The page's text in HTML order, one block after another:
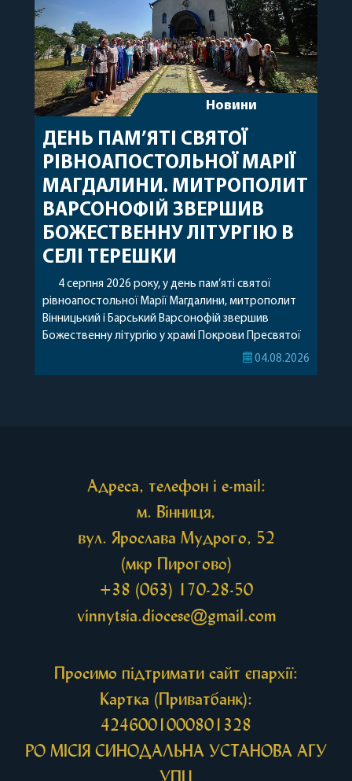
Новини
ДЕНЬ ПАМ’ЯТІ СВЯТОЇ
РІВНОАПОСТОЛЬНОЇ МАРІЇ
МАГДАЛИНИ. МИТРОПОЛИТ
ВАРСОНОФІЙ ЗВЕРШИВ
БОЖЕСТВЕННУ ЛІТУРГІЮ В
СЕЛІ ТЕРЕШКИ
4 серпня 2026 року, у день пам’яті святої
рівноапостольної Марії Магдалини, митрополит
Вінницький і Барський Варсонофій звершив
Божественну літургію у храмі Покрови Пресвятої
Богородиці села Терешки Барського благочиння.
04.08.2026
Адреса, телефон і e-mail:
м. Вінниця,
вул. Ярослава Мудрого, 52
(мкр Пирогово)
+38 (063) 170-28-50
vinnytsia.diocese@gmail.com
Просимо підтримати сайт єпархії:
Картка (Приватбанк):
4246001000801328
РО МIСIЯ СИНОДАЛЬНА УСТАНОВА АГУ